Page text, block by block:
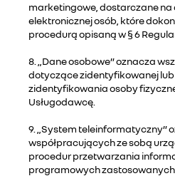
marketingowe, dostarczane
elektronicznej osób, które
procedurą opisaną w § 6
8. „Dane osobowe” oznacza
dotyczące zidentyfikowanej lub
zidentyfikowania osoby
Usługodawcę.
9. „System teleinformatyczny”
współpracujących ze sobą
procedur przetwarzania
programowych